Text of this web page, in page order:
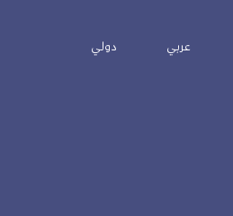
عربي دولي